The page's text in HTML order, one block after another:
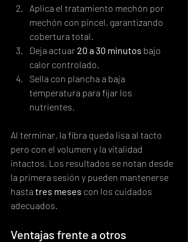
Aplica el tratamiento mechón por
mechón con pincel, garantizando
cobertura total.
Deja actuar 20 a 30 minutos bajo
calor controlado.
Sella con plancha a baja
temperatura para fijar los
nutrientes.
Al terminar, la fibra queda lisa al tacto
pero con el volumen y la vitalidad
intactos. Los resultados se notan desde
la primera sesión y pueden mantenerse
hasta tres meses con los cuidados
adecuados.
Ventajas frente a otros